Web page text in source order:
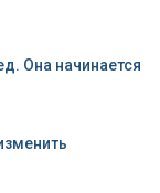
Она начинается